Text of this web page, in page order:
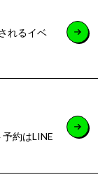
れるイベ
予約はLINE